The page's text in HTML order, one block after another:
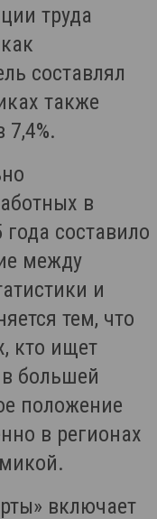
труда
составлял
также
7,4%.
в
составило
между
и
тем, что
кто ищет
в большей
положение
в регионах
включает